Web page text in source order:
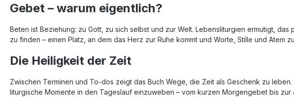
Gebet – warum eigentlich?
Beten ist Beziehung: zu Gott, zu sich selbst und zur Welt. Lebensliturgien ermutigt,
zu finden – einen Platz, an dem das Herz zur Ruhe kommt und Worte, Stille und Atem
Die Heiligkeit der Zeit
Zwischen Terminen und To-dos zeigt das Buch Wege, die Zeit als Geschenk zu
liturgische Momente in den Tageslauf einzuweben – vom kurzen Morgengebet bis zur